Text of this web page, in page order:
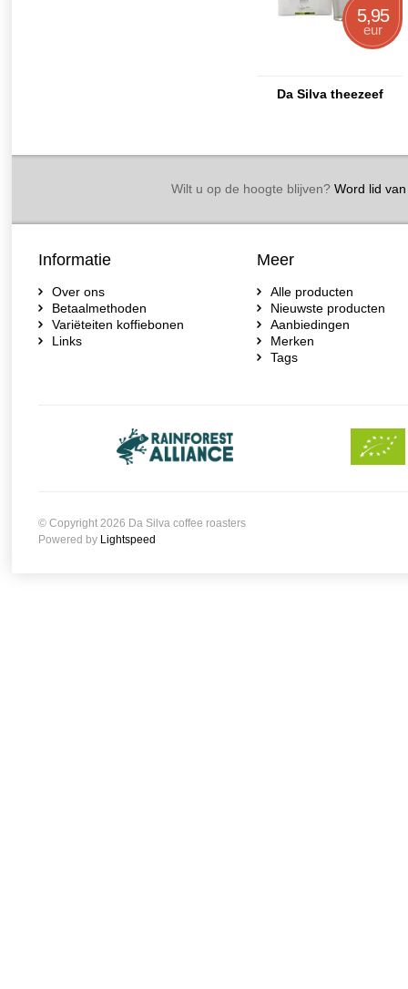
5,95
eur
Da Silva theezeef
Wilt u op de hoogte blijven?Word lid van
Informatie
Over ons
Betaalmethoden
Variëteiten koffiebonen
Links
Meer
Alle producten
Nieuwste producten
Aanbiedingen
Merken
Tags
© Copyright 2026 Da Silva coffee roasters
Powered by Lightspeed